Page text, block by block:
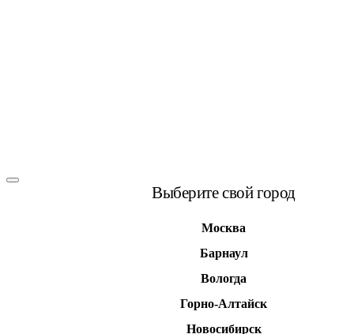
Выберите свой город
Москва
Барнаул
Вологда
Горно-Алтайск
Новосибирск